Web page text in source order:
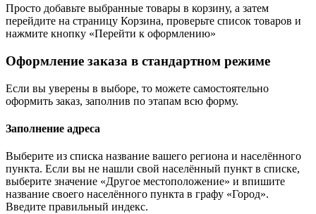
Просто добавьте выбранные товары в корзину, а затем
перейдите на страницу Корзина, проверьте список товаров и
нажмите кнопку «Перейти к оформлению»
Оформление заказа в стандартном режиме
Если вы уверены в выборе, то можете самостоятельно
оформить заказ, заполнив по этапам всю форму.
Заполнение адреса
Выберите из списка название вашего региона и населённого
пункта. Если вы не нашли свой населённый пункт в списке,
выберите значение «Другое местоположение» и впишите
название своего населённого пункта в графу «Город».
Введите правильный индекс.